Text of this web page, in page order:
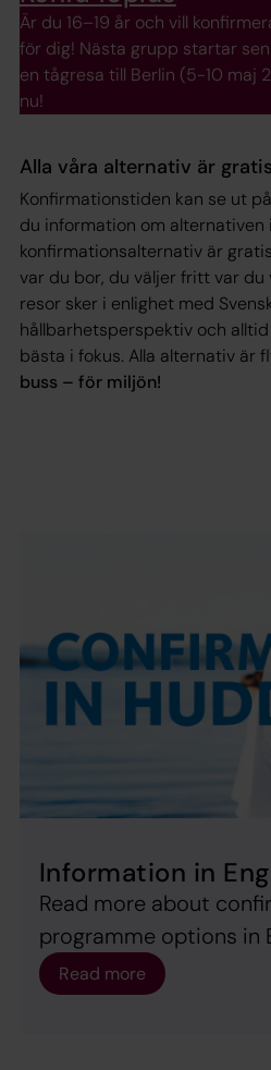
Är du 16–19 år och vill
för dig! Nästa grupp startar
en tågresa till Berlin (5-10 maj
nu!
Alla våra alternativ är
Konfirmationstiden kan se ut
du information om alternativen
konfirmationsalternativ är
var du bor, du väljer fritt var du
resor sker i enlighet med
hållbarhetsperspektiv och
bästa i fokus. Alla alternativ är
buss – för miljön!
Information in
Read more about
programme options in
Read more